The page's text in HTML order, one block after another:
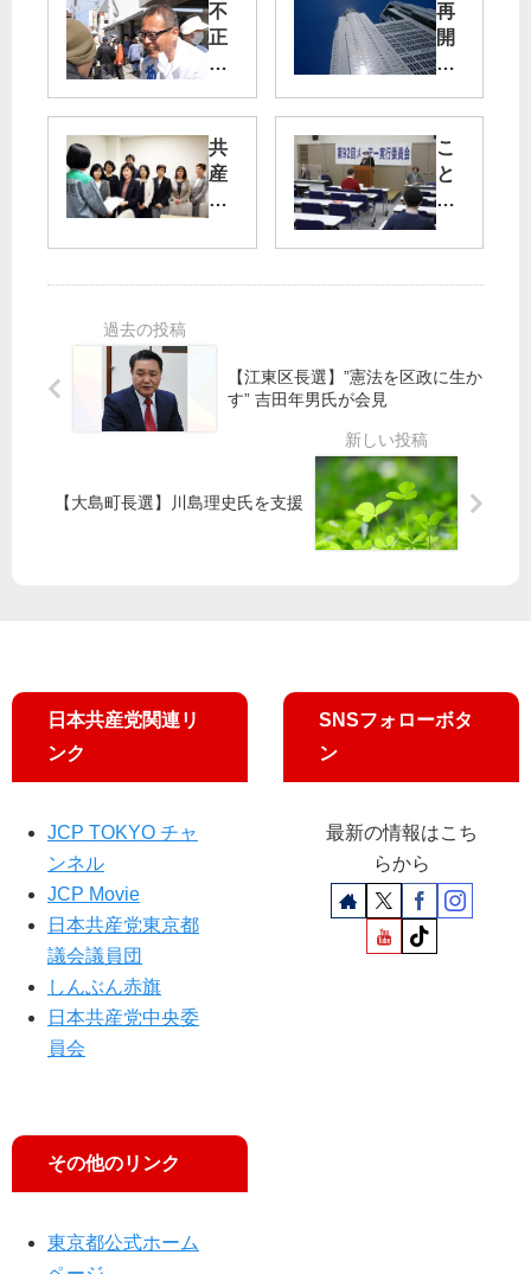
不
正
の
容
解
明
再
開
発
大
木
１
０
０
０
神
苑
都
計
共
産
党
議
都
業
こ
と
し
の
メ
々
園
と
オ
ン
【江東区長選】”憲法を区政に生か
す” 吉田年男氏が会見 ​
【大島町長選】川島理史氏を支援
日本共産党関連リ
ンク
JCP TOKYO チャ
ンネル
JCP Movie
日本共産党東京都
議会議員団
しんぶん赤旗
日本共産党中央委
員会
その他のリンク
東京都公式ホーム
SNSフォローボタ
ン
最新の情報はこち
らから